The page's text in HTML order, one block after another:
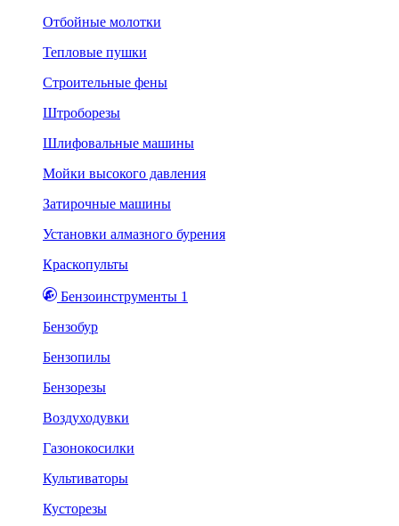
Отбойные молотки
Тепловые пушки
Строительные фены
Штроборезы
Шлифовальные машины
Мойки высокого давления
Затирочные машины
Установки алмазного бурения
Краскопульты
Бензоинструменты 1
Бензобур
Бензопилы
Бензорезы
Воздуходувки
Газонокосилки
Культиваторы
Кусторезы